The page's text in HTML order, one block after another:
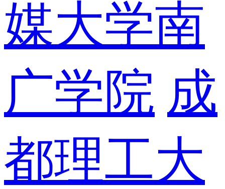
媒大学南
广学院 成
都理工大